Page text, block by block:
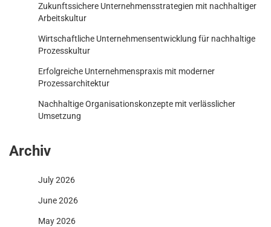
Zukunftssichere Unternehmensstrategien mit nachhaltiger
Arbeitskultur
Wirtschaftliche Unternehmensentwicklung für nachhaltige
Prozesskultur
Erfolgreiche Unternehmenspraxis mit moderner
Prozessarchitektur
Nachhaltige Organisationskonzepte mit verlässlicher
Umsetzung
Archiv
July 2026
June 2026
May 2026